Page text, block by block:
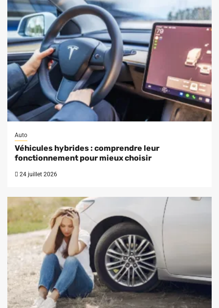
Auto
Véhicules hybrides : comprendre leur
fonctionnement pour mieux choisir
24 juillet 2026